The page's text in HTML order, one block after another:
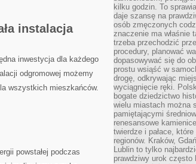
instalacja
inwestycja dla każdego‍
odgromowej możemy
wszystkich mieszkańców.
powstałej ⁢podczas
kilku godzin. To
daje szansę na
osób zmęczonych
znaczenie ma właśnie
trzeba przechodzić
procedury, planować
dopasowywać się do
prostu wsiąść w
drogę, odkrywając
wyciągnięcie ręki.
bogate dziedzictwo
wielu miastach można
pamiętającymi
renesansowe
twierdze i pałace,
regionów. Kraków,
Lublin to tylko
prawdziwy urok